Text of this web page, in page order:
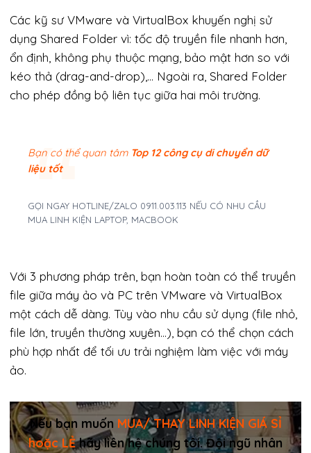
Các kỹ sư VMware và VirtualBox khuyến nghị sử
dụng Shared Folder vì: tốc độ truyền file nhanh hơn,
ổn định, không phụ thuộc mạng, bảo mật hơn so với
kéo thả (drag-and-drop),… Ngoài ra, Shared Folder
cho phép đồng bộ liên tục giữa hai môi trường.
Bạn có thể quan tâm Top 12 công cụ di chuyển dữ
liệu tốt
GỌI NGAY HOTLINE/ZALO 0911.003.113 NẾU CÓ NHU CẦU
MUA LINH KIỆN LAPTOP, MACBOOK
Với 3 phương pháp trên, bạn hoàn toàn có thể truyền
file giữa máy ảo và PC trên VMware và VirtualBox
một cách dễ dàng. Tùy vào nhu cầu sử dụng (file nhỏ,
file lớn, truyền thường xuyên…), bạn có thể chọn cách
phù hợp nhất để tối ưu trải nghiệm làm việc với máy
ảo.
Nếu bạn muốn MUA/ THAY LINH KIỆN GIÁ SỈ
hoặc LẺhãy liên hệ chúng tôi. Đội ngũ nhân